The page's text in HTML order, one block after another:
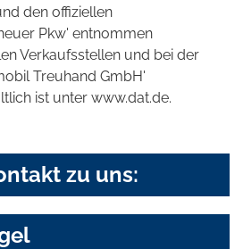
den offiziellen
Pkw' entnommen
Verkaufsstellen und bei der
Treuhand GmbH'
ist unter www.dat.de.
zu uns: